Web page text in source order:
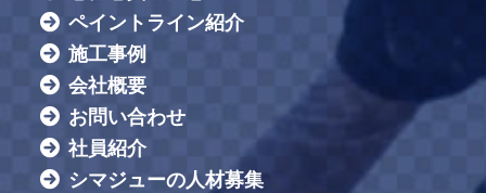
ペイントライン紹介
施工事例
会社概要
お問い合わせ
社員紹介
シマジューの人材募集